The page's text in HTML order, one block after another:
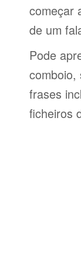
começar
de um
Pode
comboio,
frases
ficheiros